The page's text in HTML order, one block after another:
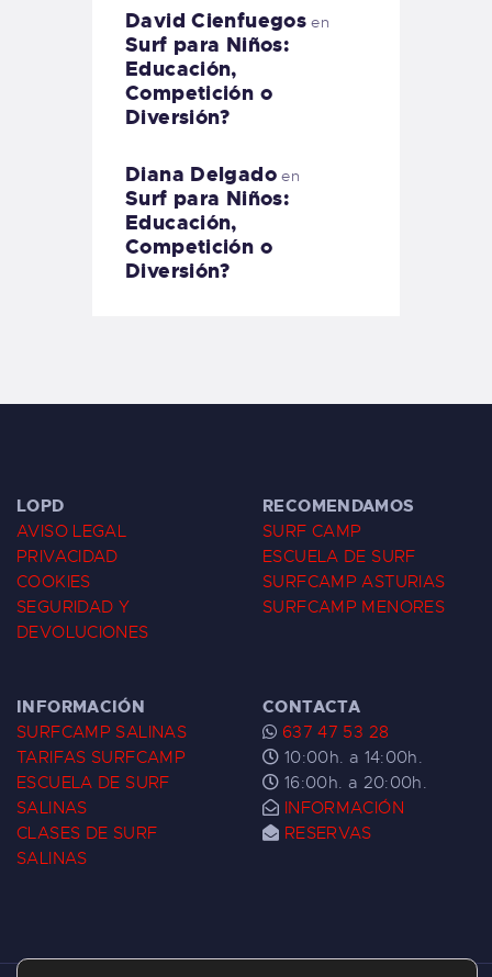
David Cienfuegos en
Surf para Niños:
Educación,
Competición o
Diversión?
Diana Delgadoen
Surf para Niños:
Educación,
Competición o
Diversión?
LOPD
AVISO LEGAL
PRIVACIDAD
COOKIES
SEGURIDAD Y
DEVOLUCIONES
RECOMENDAMOS
SURF CAMP
ESCUELA DE SURF
SURFCAMP ASTURIAS
SURFCAMP MENORES
INFORMACIÓN
SURFCAMP SALINAS
TARIFAS SURFCAMP
ESCUELA DE SURF
SALINAS
CLASES DE SURF
SALINAS
CONTACTA
637 47 53 28
10:00h. a 14:00h.
16:00h. a 20:00h.
INFORMACIÓN
RESERVAS